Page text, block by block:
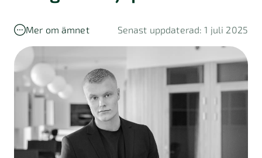
Kundberättelser
Tips
Finansiering
Skatt
Företagande
Bokföringstips
Kalkylatorer
Mer om ämnet Senast uppdaterad: 1 juli 2025